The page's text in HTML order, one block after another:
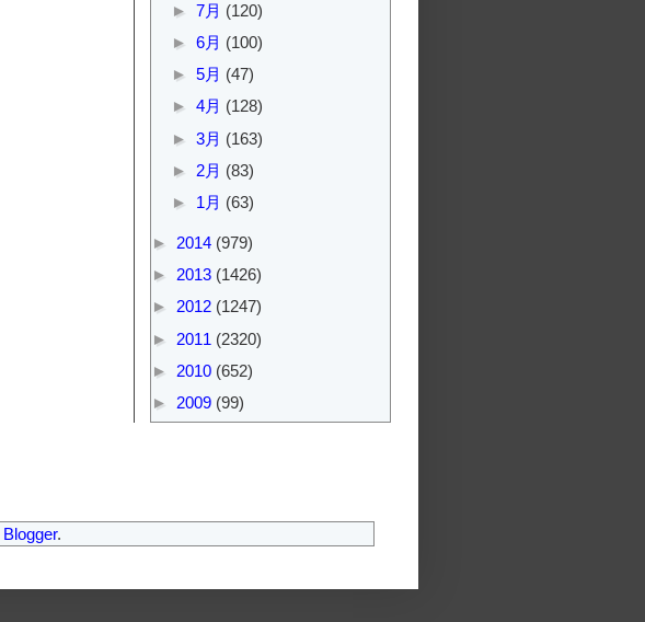
► 7月 (120)
► 6月 (100)
► 5月 (47)
► 4月 (128)
► 3月 (163)
► 2月 (83)
► 1月 (63)
► 2014 (979)
► 2013 (1426)
► 2012 (1247)
► 2011 (2320)
► 2010 (652)
► 2009 (99)
Blogger.